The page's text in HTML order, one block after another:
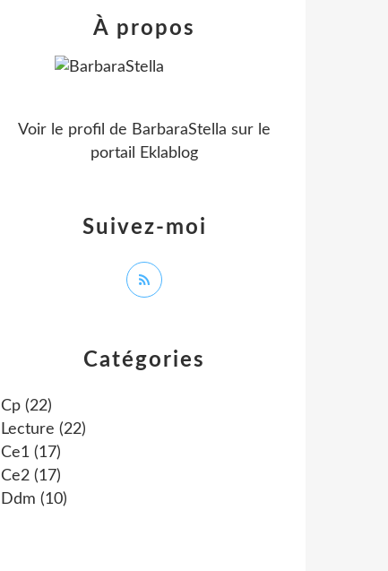
Catégories
Cp (22)
Lecture (22)
Ce1 (17)
Ce2 (17)
Ddm (10)
Suivez-moi
À propos
Voir le profil de BarbaraStella sur le
portail Eklablog